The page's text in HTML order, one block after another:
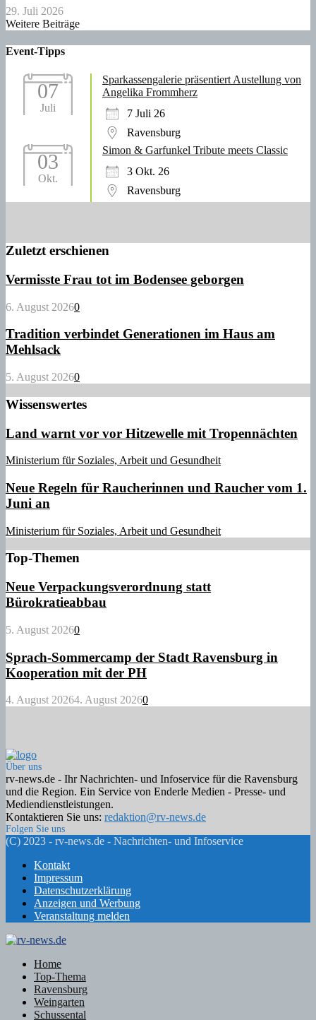
29. Juli 2026
Weitere Beiträge
Event-Tipps
07
Juli
Sparkassengalerie präsentiert Austellung von
Angelika Frommherz
7 Juli 26
Ravensburg
03
Okt.
Simon & Garfunkel Tribute meets Classic
3 Okt. 26
Ravensburg
Zuletzt erschienen
Vermisste Frau tot im Bodensee geborgen
6. August 20260
Tradition verbindet Generationen im Haus am
Mehlsack
5. August 20260
Wissenswertes
Land warnt vor vor Hitzewelle mit Tropennächten
Ministerium für Soziales, Arbeit und Gesundheit
Neue Regeln für Raucherinnen und Raucher vom 1.
Juni an
Ministerium für Soziales, Arbeit und Gesundheit
Top-Themen
Neue Verpackungsverordnung statt
Bürokratieabbau
5. August 20260
Sprach-Sommercamp der Stadt Ravensburg in
Kooperation mit der PH
4. August 20264. August 20260
Über uns
rv-news.de - Ihr Nachrichten- und Infoservice für die Ravensburg
und die Region. Ein Service von Enderle Medien - Presse- und
Mediendienstleistungen.
Kontaktieren Sie uns: redaktion@rv-news.de
Folgen Sie uns
Facebook
Twitter
Instagram
Email
Rss
(C) 2023 - rv-news.de - Nachrichten- und Infoservice
Kontakt
Impressum
Datenschutzerklärung
Anzeigen und Werbung
Veranstaltung melden
Home
Top-Thema
Ravensburg
Weingarten
Schussental